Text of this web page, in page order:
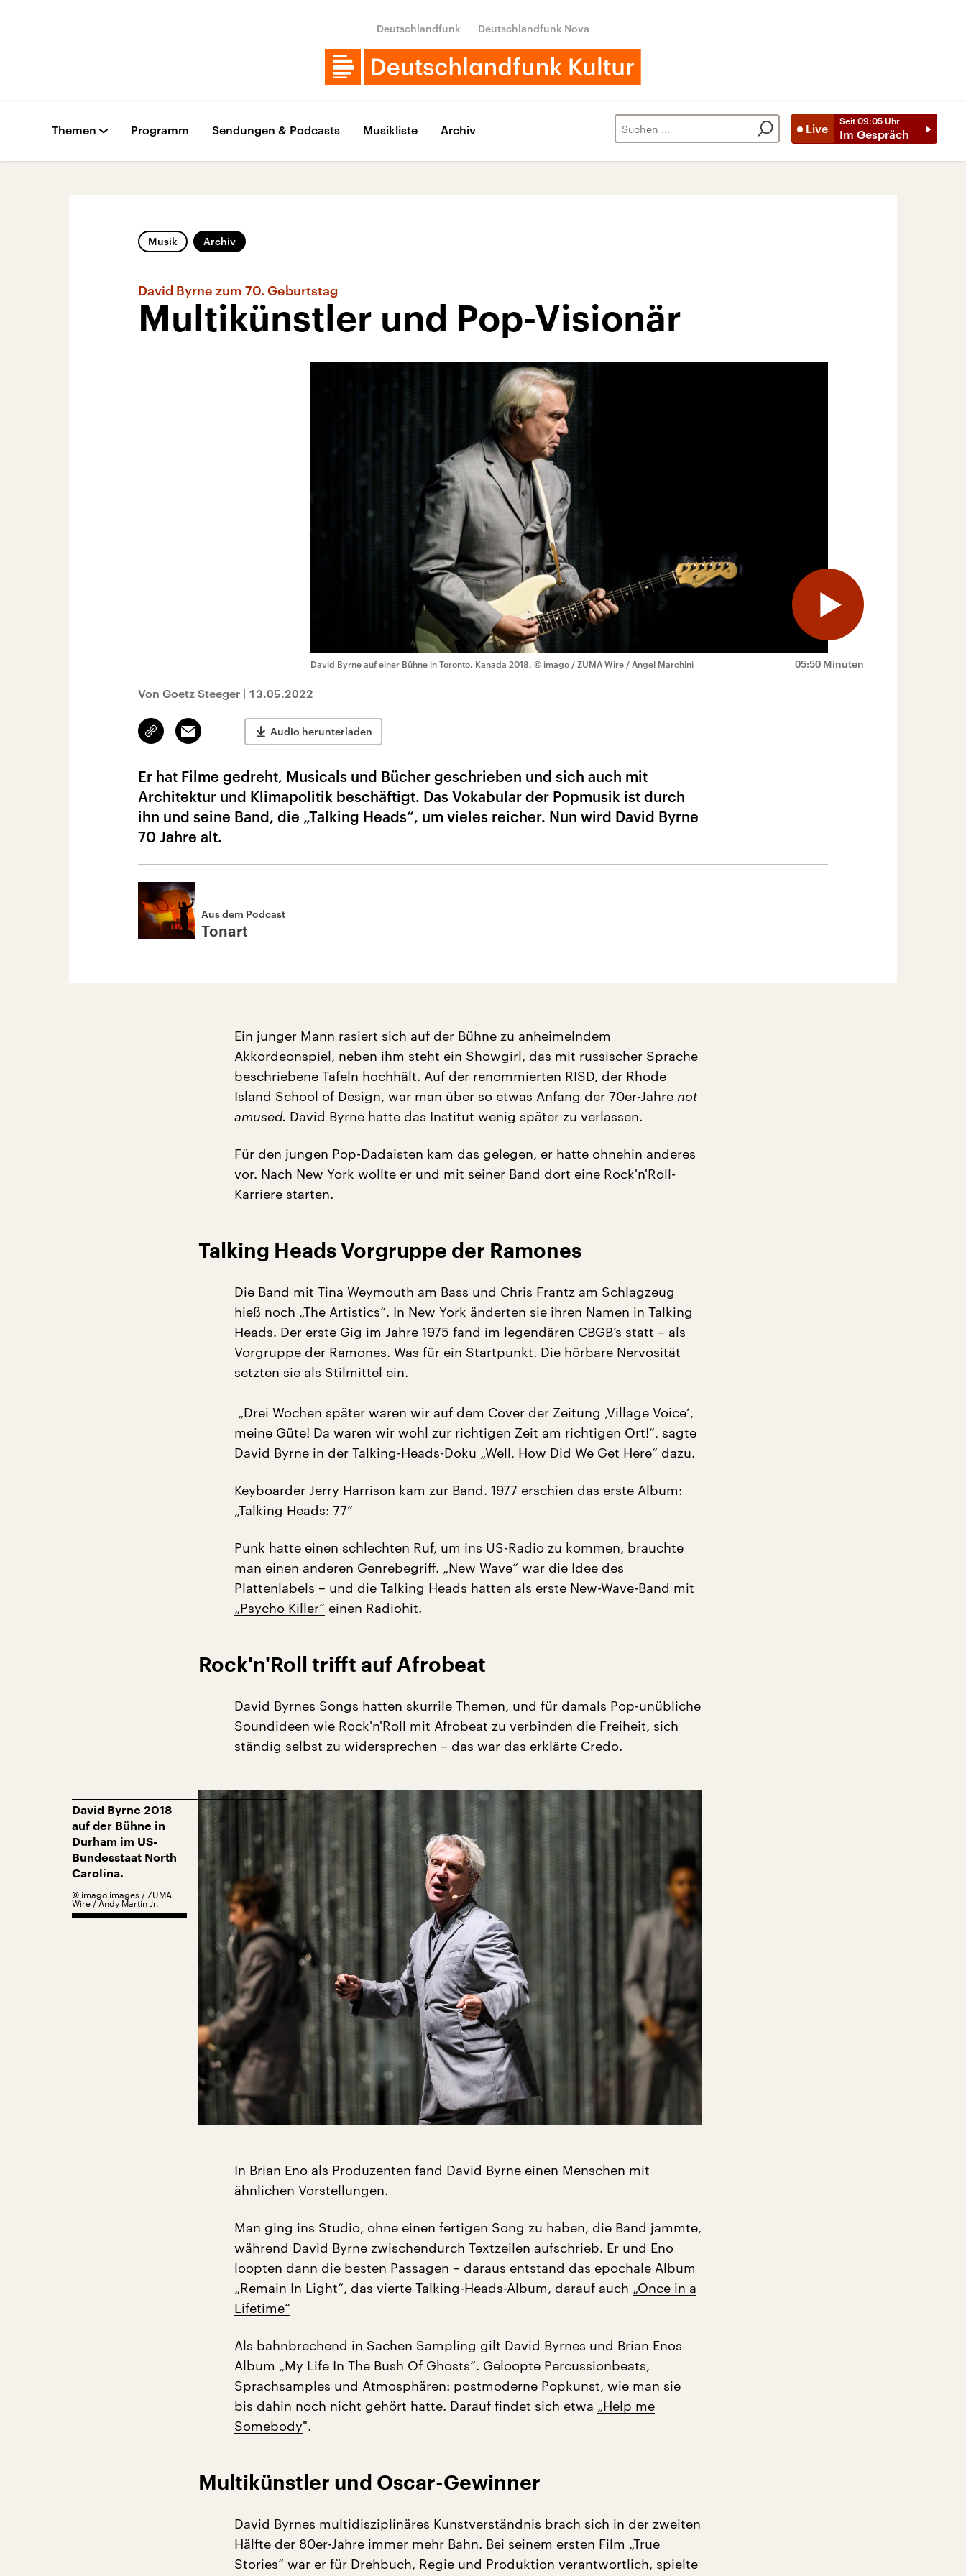
Deutschlandfunk Deutschlandfunk Nova
Live
Seit 09:05 Uhr
Im Gespräch
Themen Programm Sendungen & Podcasts Musikliste Archiv
Musik Archiv
David Byrne zum 70. Geburtstag
Multikünstler und Pop-Visionär
05:50 Minuten
David Byrne auf einer Bühne in Toronto, Kanada 2018. © imago / ZUMA Wire / Angel Marchini
Von Goetz Steeger | 13.05.2022
Link
kopieren/teilen
Email Audio herunterladen
Er hat Filme gedreht, Musicals und Bücher geschrieben und sich auch mit
Architektur und Klimapolitik beschäftigt. Das Vokabular der Popmusik ist durch
ihn und seine Band, die „Talking Heads“, um vieles reicher. Nun wird David Byrne
70 Jahre alt.
Aus dem Podcast
Tonart
Ein junger Mann rasiert sich auf der Bühne zu anheimelndem
Akkordeonspiel, neben ihm steht ein Showgirl, das mit russischer Sprache
beschriebene Tafeln hochhält. Auf der renommierten RISD, der Rhode
Island School of Design, war man über so etwas Anfang der 70er-Jahre not
amused. David Byrne hatte das Institut wenig später zu verlassen.
Für den jungen Pop-Dadaisten kam das gelegen, er hatte ohnehin anderes
vor. Nach New York wollte er und mit seiner Band dort eine Rock'n'Roll-
Karriere starten.
Talking Heads Vorgruppe der Ramones
Die Band mit Tina Weymouth am Bass und Chris Frantz am Schlagzeug
hieß noch „The Artistics“. In New York änderten sie ihren Namen in Talking
Heads. Der erste Gig im Jahre 1975 fand im legendären CBGB’s statt – als
Vorgruppe der Ramones. Was für ein Startpunkt. Die hörbare Nervosität
setzten sie als Stilmittel ein.
„Drei Wochen später waren wir auf dem Cover der Zeitung ‚Village Voice‘,
meine Güte! Da waren wir wohl zur richtigen Zeit am richtigen Ort!“, sagte
David Byrne in der Talking-Heads-Doku „Well, How Did We Get Here“ dazu.
Keyboarder Jerry Harrison kam zur Band. 1977 erschien das erste Album:
„Talking Heads: 77“
Punk hatte einen schlechten Ruf, um ins US-Radio zu kommen, brauchte
man einen anderen Genrebegriff. „New Wave“ war die Idee des
Plattenlabels – und die Talking Heads hatten als erste New-Wave-Band mit
„Psycho Killer“ einen Radiohit.
Rock'n'Roll trifft auf Afrobeat
David Byrnes Songs hatten skurrile Themen, und für damals Pop-unübliche
Soundideen wie Rock'n'Roll mit Afrobeat zu verbinden die Freiheit, sich
ständig selbst zu widersprechen – das war das erklärte Credo.
David Byrne 2018
auf der Bühne in
Durham im US-
Bundesstaat North
Carolina.
© imago images / ZUMA
Wire / Andy Martin Jr.
In Brian Eno als Produzenten fand David Byrne einen Menschen mit
ähnlichen Vorstellungen.
Man ging ins Studio, ohne einen fertigen Song zu haben, die Band jammte,
während David Byrne zwischendurch Textzeilen aufschrieb. Er und Eno
loopten dann die besten Passagen – daraus entstand das epochale Album
„Remain In Light“, das vierte Talking-Heads-Album, darauf auch „Once in a
Lifetime“
Als bahnbrechend in Sachen Sampling gilt David Byrnes und Brian Enos
Album „My Life In The Bush Of Ghosts“. Geloopte Percussionbeats,
Sprachsamples und Atmosphären: postmoderne Popkunst, wie man sie
bis dahin noch nicht gehört hatte. Darauf findet sich etwa „Help me
Somebody".
Multikünstler und Oscar-Gewinner
David Byrnes multidisziplinäres Kunstverständnis brach sich in der zweiten
Hälfte der 80er-Jahre immer mehr Bahn. Bei seinem ersten Film „True
Stories“ war er für Drehbuch, Regie und Produktion verantwortlich, spielte